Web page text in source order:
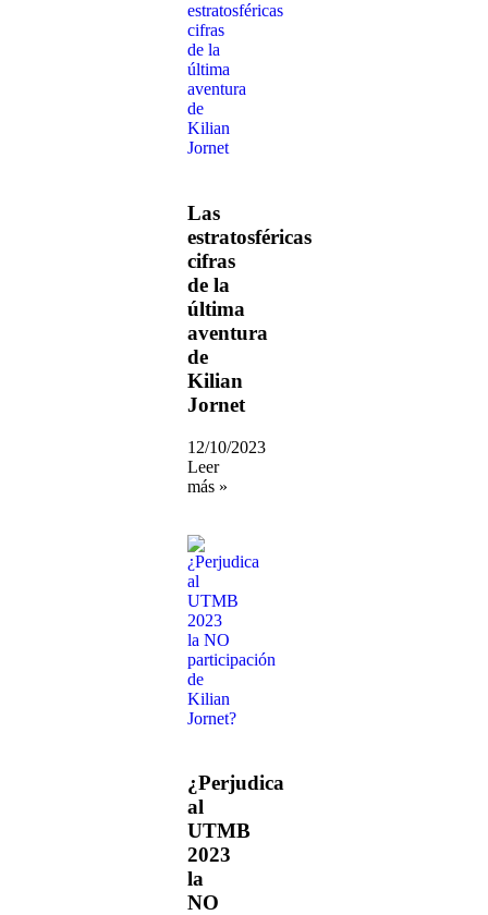
Las
estratosféricas
cifras
de la
última
aventura
de
Kilian
Jornet
12/10/2023
Leer
más »
¿Perjudica
al
UTMB
2023
la
NO